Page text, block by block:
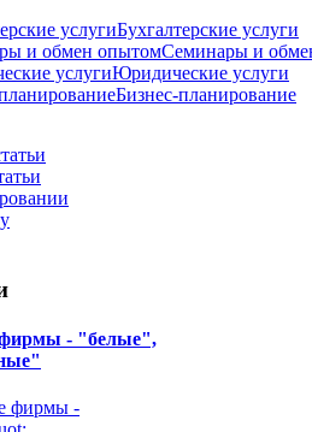
Бухгалтерские услуги
Семинары и
Юридические услуги
Бизнес-планирование
- "белые",